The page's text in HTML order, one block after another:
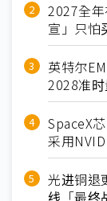
2027全
宣」只怕
英特尔
2028准
SpaceX
采用
光进铜退